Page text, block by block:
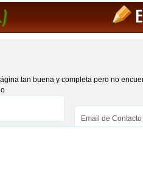
tan buena y completa pero no